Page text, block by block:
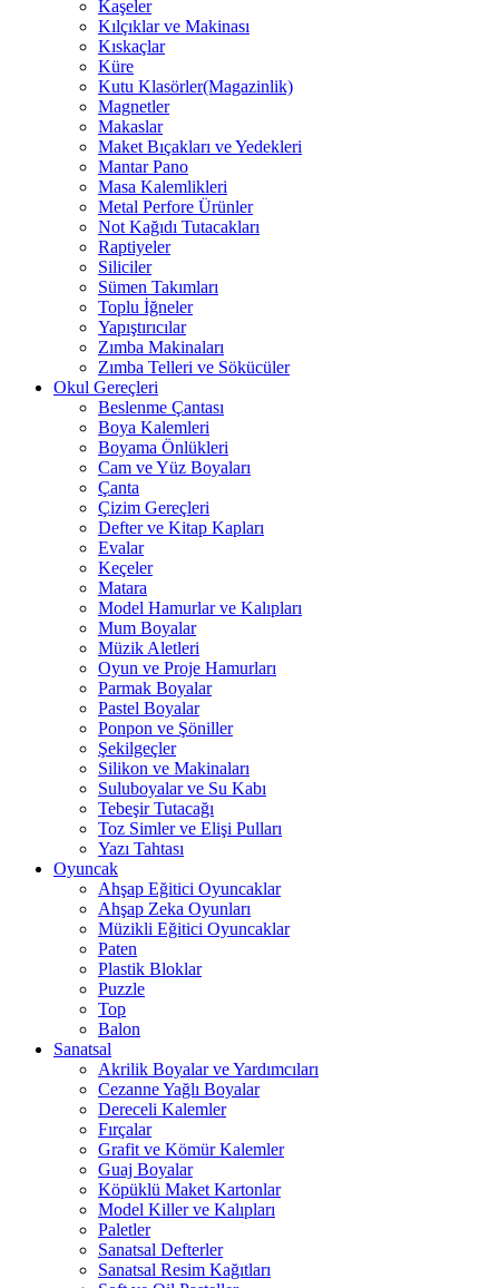
Kaşeler
Kılçıklar ve Makinası
Kıskaçlar
Küre
Kutu Klasörler(Magazinlik)
Magnetler
Makaslar
Maket Bıçakları ve Yedekleri
Mantar Pano
Masa Kalemlikleri
Metal Perfore Ürünler
Not Kağıdı Tutacakları
Raptiyeler
Siliciler
Sümen Takımları
Toplu İğneler
Yapıştırıcılar
Zımba Makinaları
Zımba Telleri ve Sökücüler
Okul Gereçleri
Beslenme Çantası
Boya Kalemleri
Boyama Önlükleri
Cam ve Yüz Boyaları
Çanta
Çizim Gereçleri
Defter ve Kitap Kapları
Evalar
Keçeler
Matara
Model Hamurlar ve Kalıpları
Mum Boyalar
Müzik Aletleri
Oyun ve Proje Hamurları
Parmak Boyalar
Pastel Boyalar
Ponpon ve Şöniller
Şekilgeçler
Silikon ve Makinaları
Suluboyalar ve Su Kabı
Tebeşir Tutacağı
Toz Simler ve Elişi Pulları
Yazı Tahtası
Oyuncak
Ahşap Eğitici Oyuncaklar
Ahşap Zeka Oyunları
Müzikli Eğitici Oyuncaklar
Paten
Plastik Bloklar
Puzzle
Top
Balon
Sanatsal
Akrilik Boyalar ve Yardımcıları
Cezanne Yağlı Boyalar
Dereceli Kalemler
Fırçalar
Grafit ve Kömür Kalemler
Guaj Boyalar
Köpüklü Maket Kartonlar
Model Killer ve Kalıpları
Paletler
Sanatsal Defterler
Sanatsal Resim Kağıtları